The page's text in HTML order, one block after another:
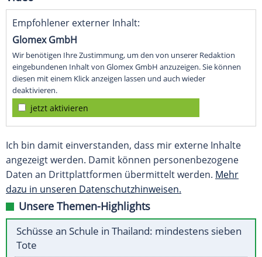
Empfohlener externer Inhalt:
Glomex GmbH
Wir benötigen Ihre Zustimmung, um den von unserer Redaktion
eingebundenen Inhalt von Glomex GmbH anzuzeigen. Sie können
diesen mit einem Klick anzeigen lassen und auch wieder
deaktivieren.
jetzt aktivieren
Ich bin damit einverstanden, dass mir externe Inhalte
angezeigt werden. Damit können personenbezogene
Daten an Drittplattformen übermittelt werden. Mehr
dazu in unseren Datenschutzhinweisen.
Unsere Themen-Highlights
Schüsse an Schule in Thailand: mindestens sieben
Tote